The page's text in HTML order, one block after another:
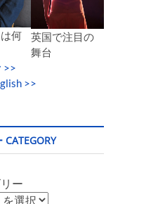
何
英国で注目の
舞台
>>
>>
ー